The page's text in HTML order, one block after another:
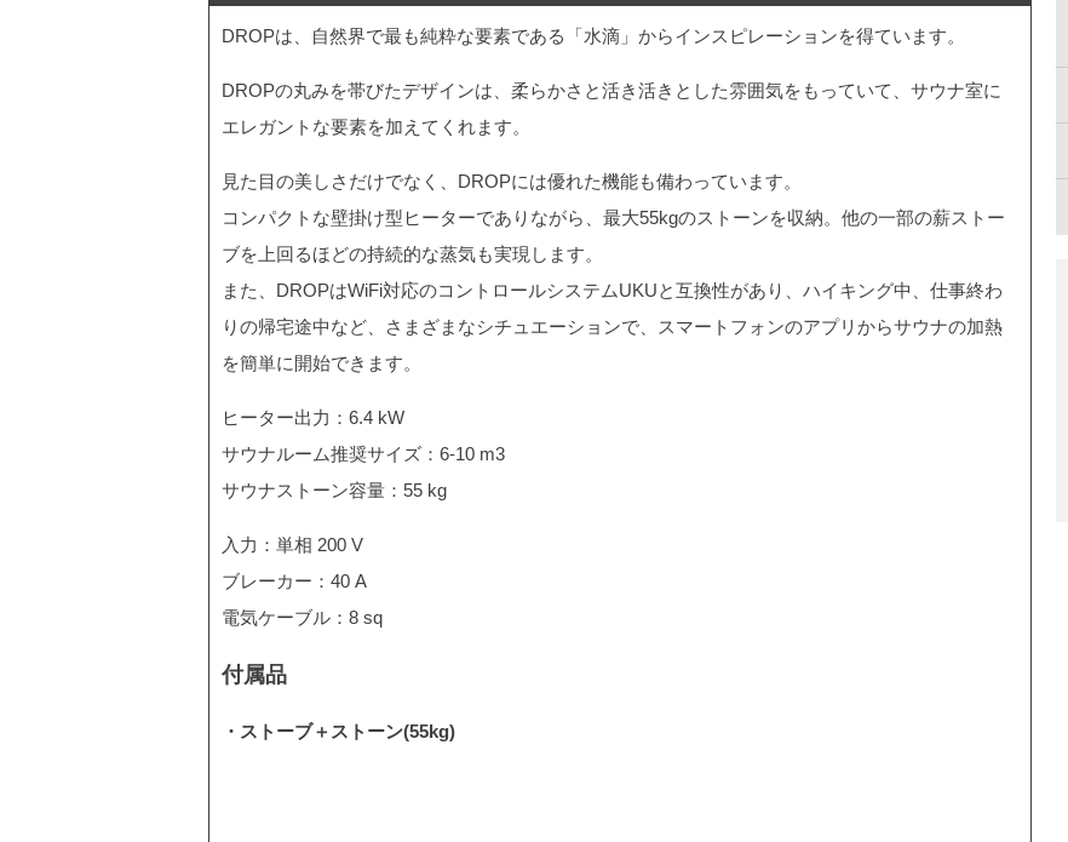
DROPは、自然界で最も純粋な要素である「水滴」からインスピレーションを得ています。
DROPの丸みを帯びたデザインは、柔らかさと活き活きとした雰囲気をもっていて、サウナ室に
エレガントな要素を加えてくれます。
見た目の美しさだけでなく、DROPには優れた機能も備わっています。
コンパクトな壁掛け型ヒーターでありながら、最大55kgのストーンを収納。他の一部の薪ストー
ブを上回るほどの持続的な蒸気も実現します。
また、DROPはWiFi対応のコントロールシステムUKUと互換性があり、ハイキング中、仕事終わ
りの帰宅途中など、さまざまなシチュエーションで、スマートフォンのアプリからサウナの加熱
を簡単に開始できます。
ヒーター出力：6.4 kW
サウナルーム推奨サイズ：6-10 m3
サウナストーン容量：55 kg
入力：単相 200 V
ブレーカー：40 A
電気ケーブル：8 sq
付属品
・ストーブ＋ストーン(55kg)